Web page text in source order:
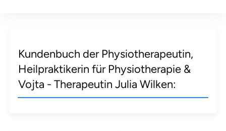
Kundenbuch der Physiotherapeutin,
Heilpraktikerin für Physiotherapie &
Vojta - Therapeutin Julia Wilken: